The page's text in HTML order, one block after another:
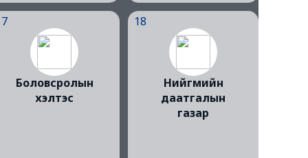
Боловсролын
хэлтэс
Нийгмийн
даатгалын
газар
18